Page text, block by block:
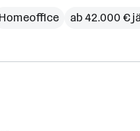
Homeoffice ab 42.000 €